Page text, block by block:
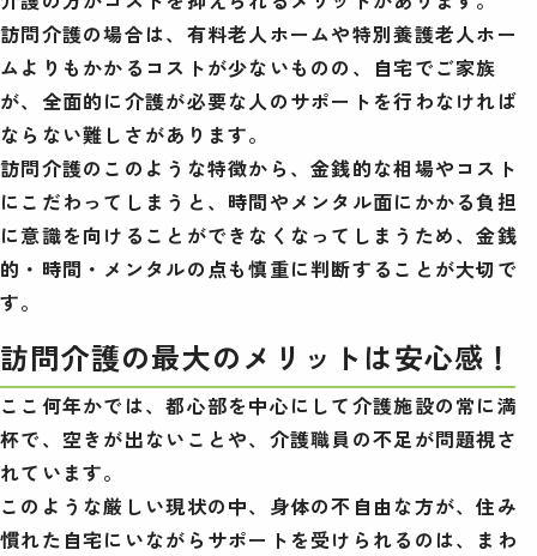
訪問介護の場合は、有料老人ホームや特別養護老人ホー
ムよりもかかるコストが少ないものの、自宅でご家族
が、全面的に介護が必要な人のサポートを行わなければ
ならない難しさがあります。
訪問介護のこのような特徴から、金銭的な相場やコスト
にこだわってしまうと、時間やメンタル面にかかる負担
に意識を向けることができなくなってしまうため、金銭
的・時間・メンタルの点も慎重に判断することが大切で
す。
訪問介護の最大のメリットは安心感！
ここ何年かでは、都心部を中心にして介護施設の常に満
杯で、空きが出ないことや、介護職員の不足が問題視さ
れています。
このような厳しい現状の中、身体の不自由な方が、住み
慣れた自宅にいながらサポートを受けられるのは、まわ